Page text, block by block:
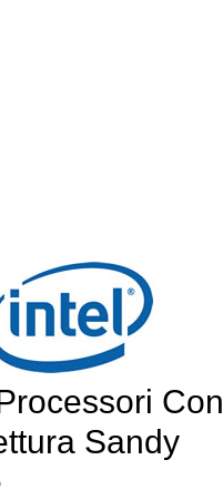
Con
Sandy